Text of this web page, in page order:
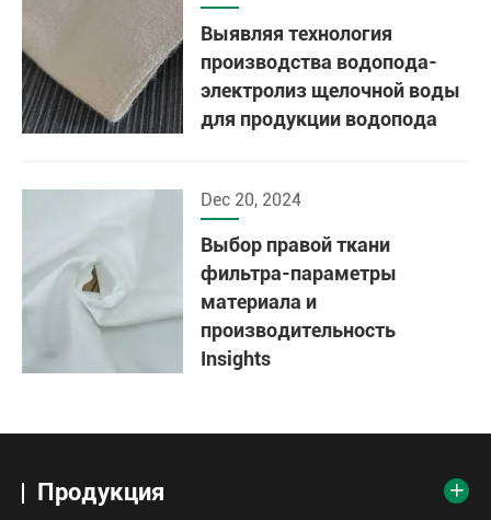
Выявляя технология
производства водопода-
электролиз щелочной воды
для продукции водопода
Dec 20, 2024
Выбор правой ткани
фильтра-параметры
материала и
производительность
Insights
Продукция 